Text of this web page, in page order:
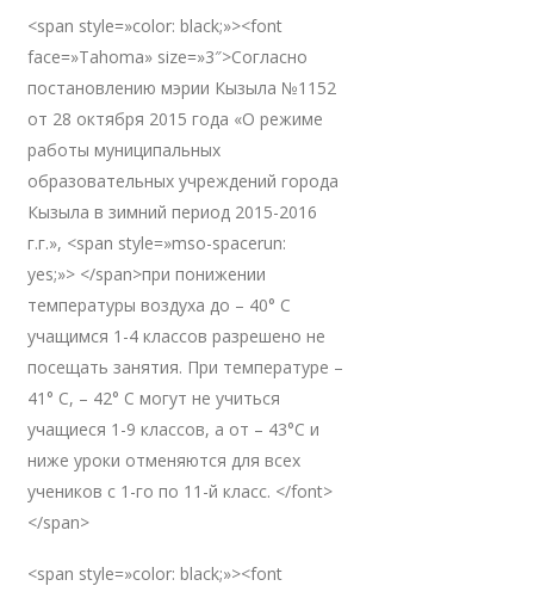
<span style=»color: black;»><font
face=»Tahoma» size=»3″>Согласно
постановлению мэрии Кызыла №1152
от 28 октября 2015 года «О режиме
работы муниципальных
образовательных учреждений города
Кызыла в зимний период 2015-2016
г.г.», <span style=»mso-spacerun:
yes;»> </span>при понижении
температуры воздуха до – 40° С
учащимся 1-4 классов разрешено не
посещать занятия. При температуре –
41° С, – 42° С могут не учиться
учащиеся 1-9 классов, а от – 43°С и
ниже уроки отменяются для всех
учеников с 1-го по 11-й класс. </font>
</span>
<span style=»color: black;»><font